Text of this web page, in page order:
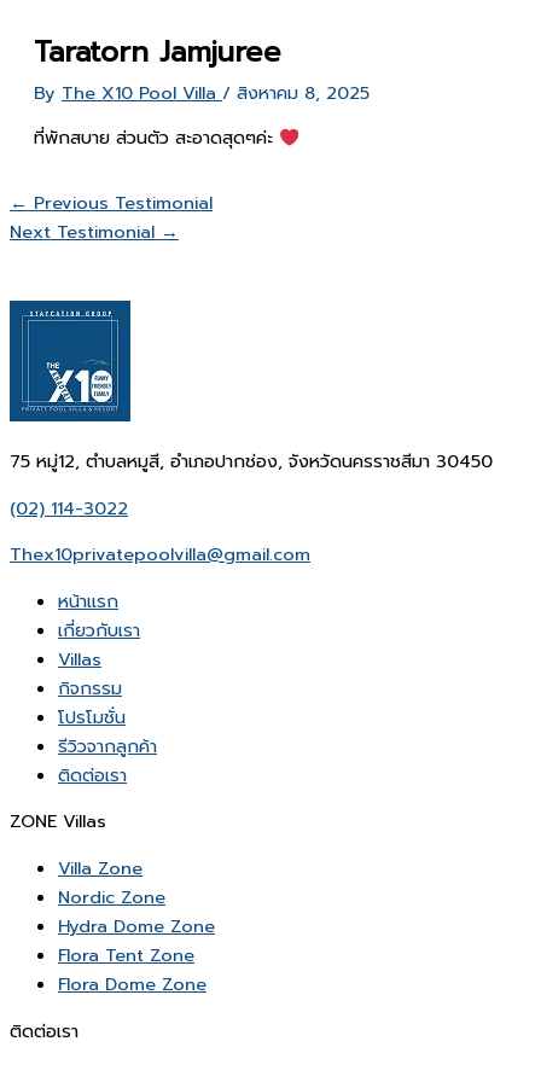
Taratorn Jamjuree
By The X10 Pool Villa / สิงหาคม 8, 2025
ที่พักสบาย ส่วนตัว สะอาดสุดๆค่ะ
← Previous Testimonial
Next Testimonial →
75 หมู่12, ตำบลหมูสี, อำเภอปากช่อง, จังหวัดนครราชสีมา 30450
(02) 114-3022
Thex10privatepoolvilla@gmail.com
หน้าเเรก
เกี่ยวกับเรา
Villas
กิจกรรม
โปรโมชั่น
รีวิวจากลูกค้า
ติดต่อเรา
ZONE Villas
Villa Zone
Nordic Zone
Hydra Dome Zone
Flora Tent Zone
Flora Dome Zone
ติดต่อเรา